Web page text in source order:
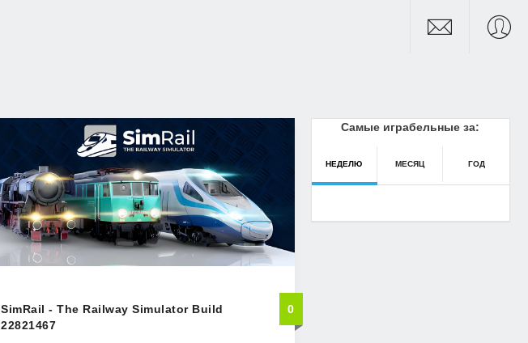
SimRail - The Railway Simulator Build
22821467
0
Самые играбельные за:
НЕДЕЛЮ МЕСЯЦ ГОД